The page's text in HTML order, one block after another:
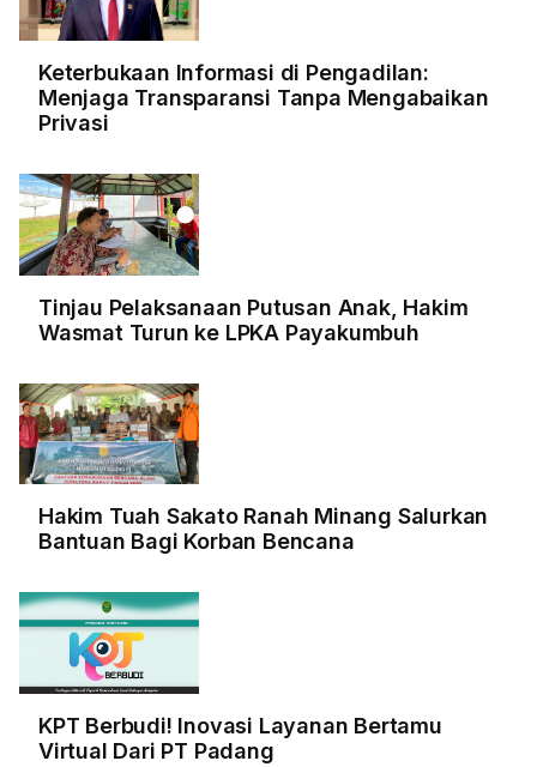
Keterbukaan Informasi di Pengadilan:
Menjaga Transparansi Tanpa Mengabaikan
Privasi
Tinjau Pelaksanaan Putusan Anak, Hakim
Wasmat Turun ke LPKA Payakumbuh
Hakim Tuah Sakato Ranah Minang Salurkan
Bantuan Bagi Korban Bencana
KPT Berbudi! Inovasi Layanan Bertamu
Virtual Dari PT Padang